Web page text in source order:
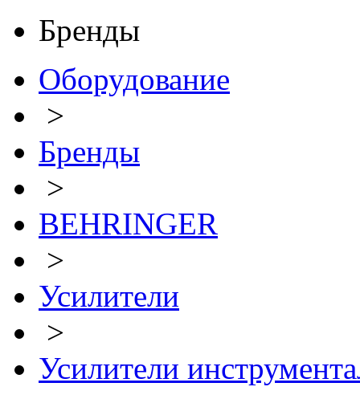
Бренды
Оборудование
>
Бренды
>
BEHRINGER
>
Усилители
>
Усилители